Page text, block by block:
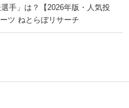
手」は？【2026年版・人気投
ツ ねとらぼリサーチ